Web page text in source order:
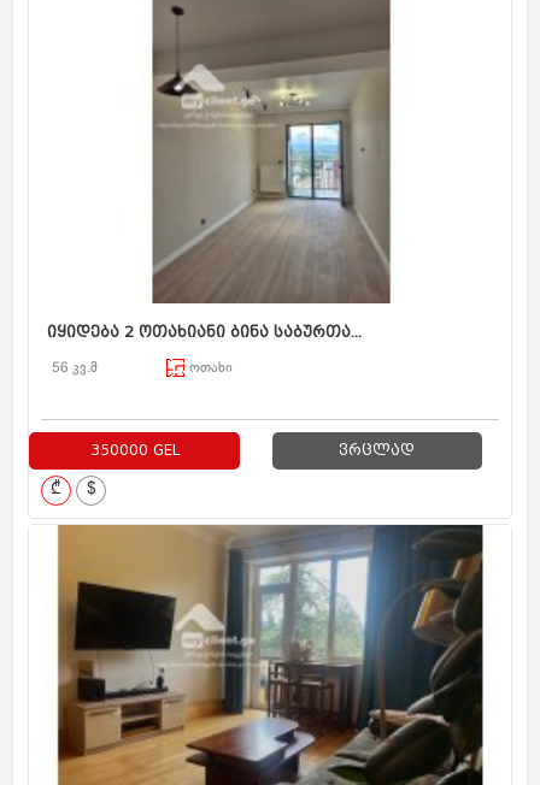
იყიდება 2 ოთახიანი ბინა საბურთა...
56 კვ.მ ოთახი
350000 GEL ვრცლად
₾ $